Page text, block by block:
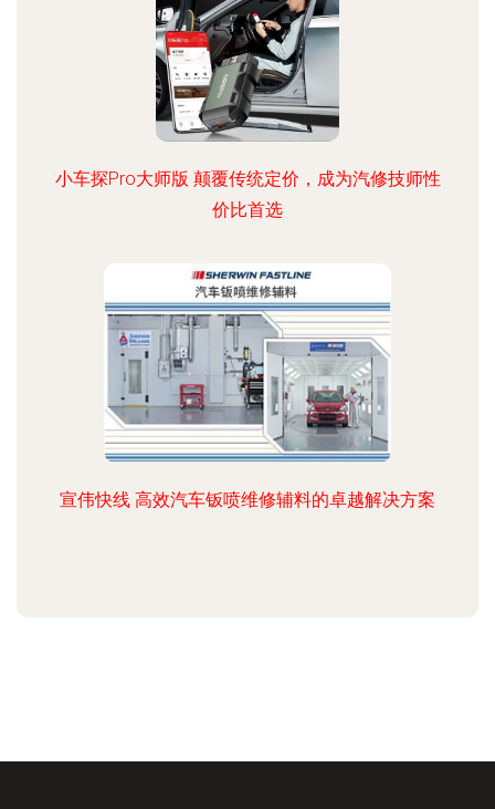
小车探Pro大师版 颠覆传统定价，成为汽修技师性
价比首选
宣伟快线 高效汽车钣喷维修辅料的卓越解决方案